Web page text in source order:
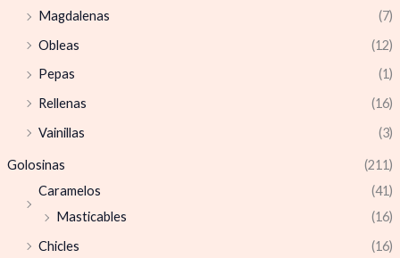
Magdalenas
(7)
Obleas
(12)
Pepas
(1)
Rellenas
(16)
Vainillas
(3)
Golosinas
(211)
Caramelos
(41)
Masticables
(16)
Chicles
(16)